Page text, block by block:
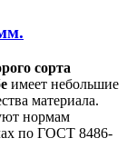
сорта
имеет небольшие
материала.
нормам
по ГОСТ 8486-